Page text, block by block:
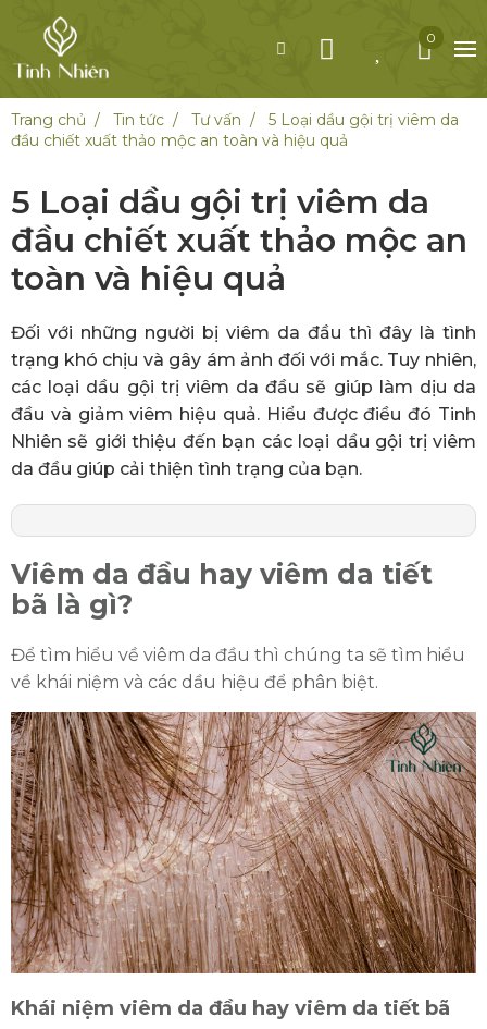
0
Trang chủ Tin tức Tư vấn
5 Loại dầu gội trị viêm da
đầu chiết xuất thảo mộc an toàn và hiệu quả
5 Loại dầu gội trị viêm da
đầu chiết xuất thảo mộc an
toàn và hiệu quả
Đối với những người bị viêm da đầu thì đây là tình
trạng khó chịu và gây ám ảnh đối với mắc. Tuy nhiên,
các loại dầu gội trị viêm da đầu sẽ giúp làm dịu da
đầu và giảm viêm hiệu quả. Hiểu được điều đó Tinh
Nhiên sẽ giới thiệu đến bạn các loại dầu gội trị viêm
da đầu giúp cải thiện tình trạng của bạn.
Viêm da đầu hay viêm da tiết
bã là gì?
Để tìm hiểu về viêm da đầu thì chúng ta sẽ tìm hiểu
về khái niệm và các dầu hiệu để phân biệt.
Khái niệm viêm da đầu hay viêm da tiết bã